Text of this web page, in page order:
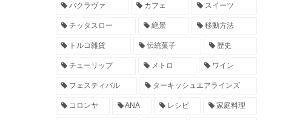
バクラヴァ カフェ スイーツ
チッタスロー 絶景 移動方法
トルコ雑貨 伝統菓子 歴史
チューリップ メトロ ワイン
フェスティバル ターキッシュエアラインズ
コロンヤ ANA レシピ 家庭料理